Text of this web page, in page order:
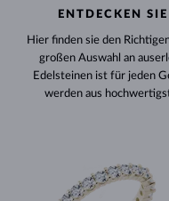
ENTDECKEN
Hier finden sie den
großen Auswahl an
Edelsteinen ist für jeden
werden aus